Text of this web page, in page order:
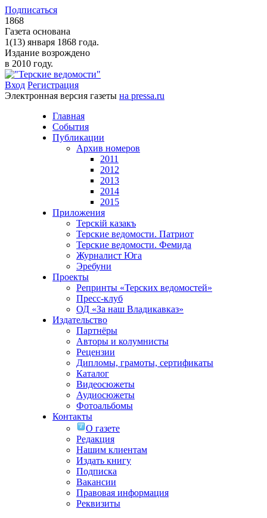
Подписаться
1868
Газета основана
1(13) января 1868 года.
Издание возрождено
в 2010 году.
Вход Регистрация
Электронная версия газеты на pressa.ru
Главная
События
Публикации
Архив номеров
2011
2012
2013
2014
2015
Приложения
Терскiй казакъ
Терские ведомости. Патриот
Терские ведомости. Фемида
Журналист Юга
Эребуни
Проекты
Репринты «Терских ведомостей»
Пресс-клуб
ОД «За наш Владикавказ»
Издательство
Партнёры
Авторы и колумнисты
Рецензии
Дипломы, грамоты, сертификаты
Каталог
Видеосюжеты
Аудиосюжеты
Фотоальбомы
Контакты
О газете
Редакция
Нашим клиентам
Издать книгу
Подписка
Вакансии
Правовая информация
Реквизиты